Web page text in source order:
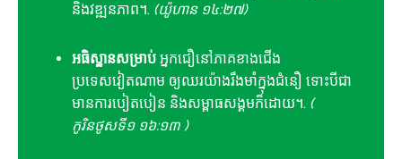
និងវឌ្ឍនភាព។. (យ៉ូហាន ១៤:២៧)
អធិស្ឋានសម្រាប់ អ្នកជឿនៅភាគខាងជើង
ប្រទេសវៀតណាម ឲ្យឈរយ៉ាងរឹងមាំក្នុងជំនឿ ទោះបីជា
មានការបៀតបៀន និងសម្ពាធសង្គមក៏ដោយ។. (
កូរិនថូសទី១ ១៦:១៣ )